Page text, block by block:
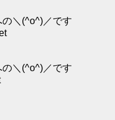
＼(^o^)／です
＼(^o^)／です